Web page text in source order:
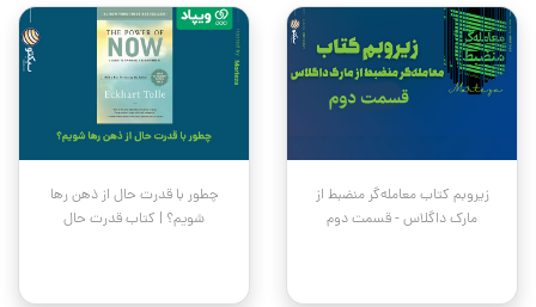
زیروبم کتاب معامله‌گر منضبط از
مارک داگلاس - قسمت دوم
چطور با قدرت حال از ذهن رها
شویم؟ | کتاب قدرت حال